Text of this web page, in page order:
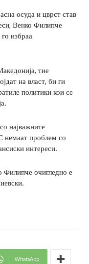
осуда и цврст став
Венко Филипче
избраа
тие
на власт, би ги
политики кои се
најважните
проблем со
интереси.
Филипче очигледно е
WhatsApp